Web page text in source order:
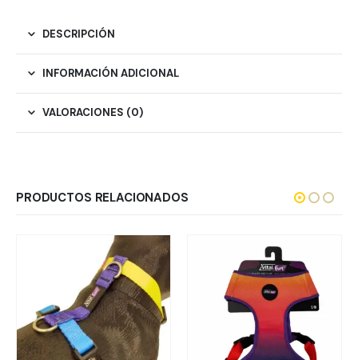
DESCRIPCIÓN
INFORMACIÓN ADICIONAL
VALORACIONES (0)
PRODUCTOS RELACIONADOS